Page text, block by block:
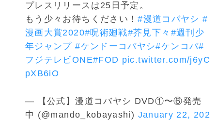
プレスリリースは25日予定。
もう少々お待ちください！#漫道コバヤシ #
漫画大賞2020#呪術廻戦#芥見下々 #週刊少
年ジャンプ #ケンドーコバヤシ#ケンコバ#
フジテレビONE#FOD pic.twitter.com/j6yC
pXB6iO
— 【公式】漫道コバヤシ DVD①〜⑥発売
中 (@mando_kobayashi) January 22, 202